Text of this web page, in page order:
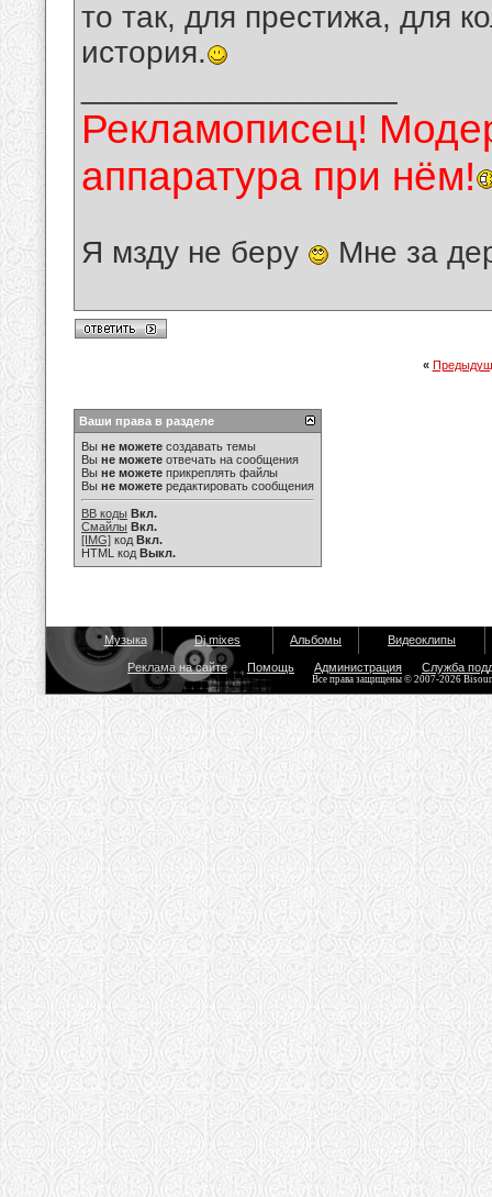
то так, для престижа, для
история.
Рекламописец!
аппаратура при нём!
Я мзду не беру Мне за
«
Ваши права в разделе
Вы не можете создавать темы
Вы не можете отвечать на сообщения
Вы не можете прикреплять файлы
Вы не можете редактировать сообщения
BB коды Вкл.
Смайлы Вкл.
[IMG] код Вкл.
HTML код Выкл.
Музыка Dj mixes Альбомы Видеоклипы
Реклама на сайте Помощь Администрация Служба
Все права защищены © 2007-2026